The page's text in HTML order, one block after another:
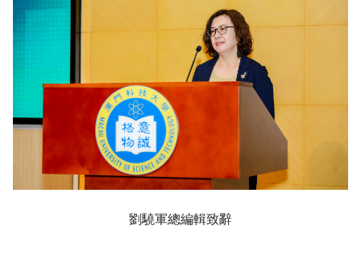
劉驍軍總編輯致辭